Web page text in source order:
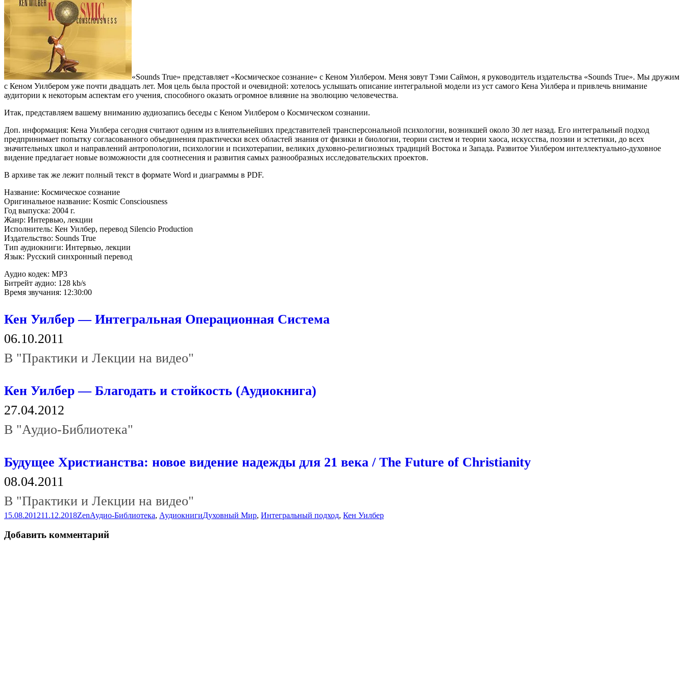
«Sounds True» представляет «Космическое сознание» с Кеном Уилбером. Меня зовут Тэми Саймон, я руководитель издательства «Sounds True». Мы дружим
с Кеном Уилбером уже почти двадцать лет. Моя цель была простой и очевидной: хотелось услышать описание интегральной модели из уст самого Кена Уилбера и привлечь внимание
аудитории к некоторым аспектам его учения, способного оказать огромное влияние на эволюцию человечества.
Итак, представляем вашему вниманию аудиозапись беседы с Кеном Уилбером о Космическом сознании.
Доп. информация: Кена Уилбера сегодня считают одним из влиятельнейших представителей трансперсональной психологии, возникшей около 30 лет назад. Его интегральный подход
предпринимает попытку согласованного объединения практически всех областей знания от физики и биологии, теории систем и теории хаоса, искусства, поэзии и эстетики, до всех
значительных школ и направлений антропологии, психологии и психотерапии, великих духовно-религиозных традиций Востока и Запада. Развитое Уилбером интеллектуально-духовное
видение предлагает новые возможности для соотнесения и развития самых разнообразных исследовательских проектов.
В архиве так же лежит полный текст в формате Word и диаграммы в PDF.
Название: Космическое сознание
Оригинальное название: Kosmic Consciousness
Год выпуска: 2004 г.
Жанр: Интервью, лекции
Исполнитель: Кен Уилбер, перевод Silencio Production
Издательство: Sounds True
Тип аудиокниги: Интервью, лекции
Язык: Русский синхронный перевод
Аудио кодек: MP3
Битрейт аудио: 128 kb/s
Время звучания: 12:30:00
Кен Уилбер — Интегральная Операционная Система
06.10.2011
В "Практики и Лекции на видео"
Кен Уилбер — Благодать и стойкость (Аудиокнига)
27.04.2012
В "Аудио-Библиотека"
Будущее Христианства: новое видение надежды для 21 века / The Future of Christianity
08.04.2011
В "Практики и Лекции на видео"
Опубликовано
15.08.201211.12.2018Автор
ZenРубрики
Аудио-Библиотека, АудиокнигиМетки
Духовный Мир, Интегральный подход, Кен Уилбер
Добавить комментарий